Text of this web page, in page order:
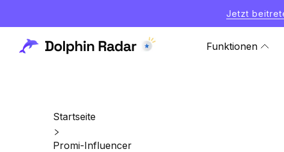
Jetzt
Funktionen
Startseite
Promi-Influencer